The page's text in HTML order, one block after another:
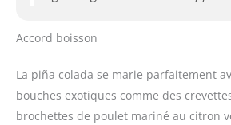
Accord boisson
La piña colada se marie parfaitement
bouches exotiques comme des
brochettes de poulet mariné au citron